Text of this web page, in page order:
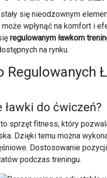
się nieodzownym
wpłynąć na komfort i
regulowanym ławkom
na rynku.
Regulowanych
do ćwiczeń?
sprzęt fitness, który
Dzięki temu można
Dostosowanie
podczas treningu.